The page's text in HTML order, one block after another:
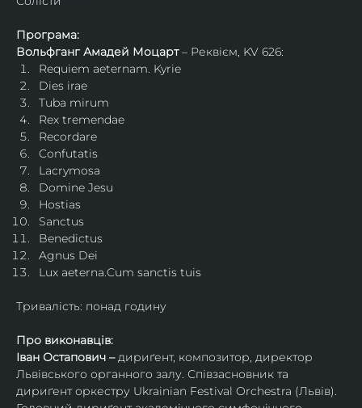
Програма:
Вольфганг Амадей Моцарт – Реквієм, KV 626:
Requiem aeternam. Kyrie
Dies irae
Tuba mirum
Rex tremendae
Recordare
Confutatis
Lacrymosa
Domine Jesu
Hostias
Sanctus
Benedictus
Agnus Dei
Lux aeterna.Cum sanctis tuis
Тривалість: понад годину
Про виконавців:
Іван Остапович – дириґент, композитор, директор
Львівського органного залу. Співзасновник та
дириґент оркестру Ukrainian Festival Orchestra (Львів).